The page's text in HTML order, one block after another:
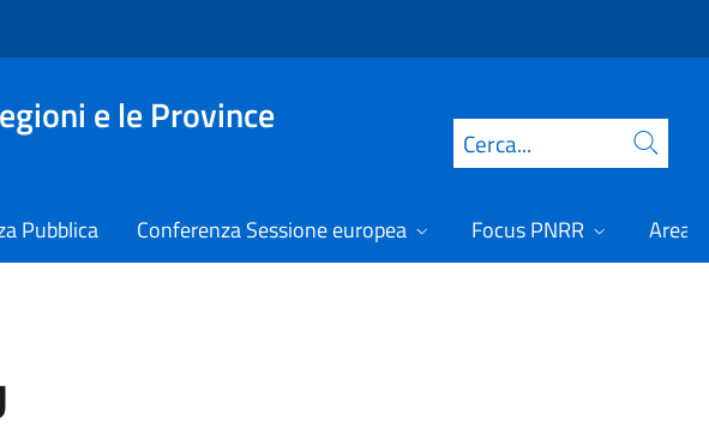
e le Province
Cerca
Pubblica Conferenza Sessione europea Focus PNRR Area